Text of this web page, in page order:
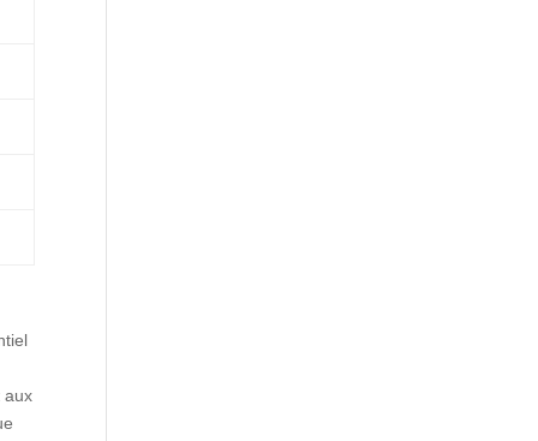
aux